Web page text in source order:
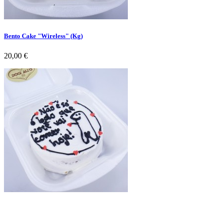
Bento Cake "Wireless" (Kg)
Preço
20,00 €